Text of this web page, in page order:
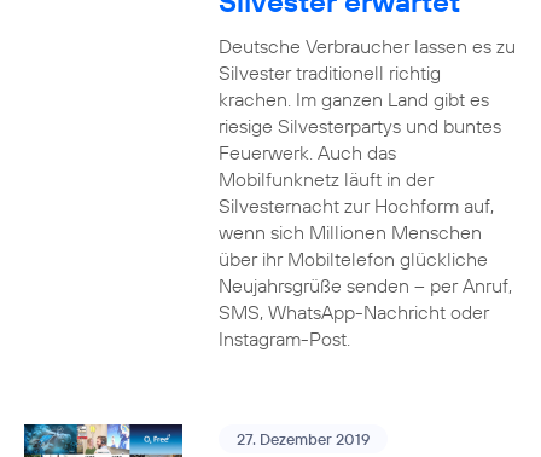
Deutsche Verbraucher lassen es zu
Silvester traditionell richtig
krachen. Im ganzen Land gibt es
riesige Silvesterpartys und buntes
Feuerwerk. Auch das
Mobilfunknetz läuft in der
Silvesternacht zur Hochform auf,
wenn sich Millionen Menschen
über ihr Mobiltelefon glückliche
Neujahrsgrüße senden – per Anruf,
SMS, WhatsApp-Nachricht oder
Instagram-Post.
27. Dezember 2019